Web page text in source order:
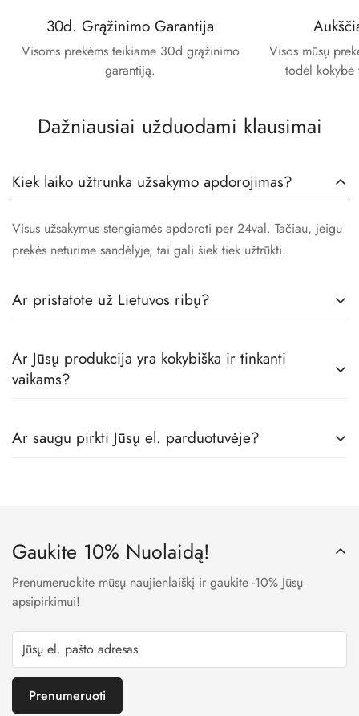
30d. Grąžinimo Garantija
Visoms prekėms teikiame 30d grąžinimo
garantiją.
Visos mūsų
todėl kokybė
Dažniausiai užduodami klausimai
Kiek laiko užtrunka užsakymo apdorojimas?
Visus užsakymus stengiamės apdoroti per 24val. Tačiau, jeigu
prekės neturime sandėlyje, tai gali šiek tiek užtrūkti.
Ar pristatote už Lietuvos ribų?
Ar Jūsų produkcija yra kokybiška ir tinkanti
vaikams?
gamintojais, todėl visos prekės pas mus yra skirtos būtent
Ar saugu pirkti Jūsų el. parduotuvėje?
Gaukite 10% Nuolaidą!
Prenumeruokite mūsų naujienlaiškį ir gaukite -10% Jūsų
apsipirkimui!
Prenumeruoti